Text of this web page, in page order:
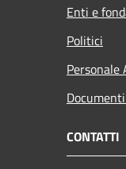
Enti e
Politici
CONTATTI